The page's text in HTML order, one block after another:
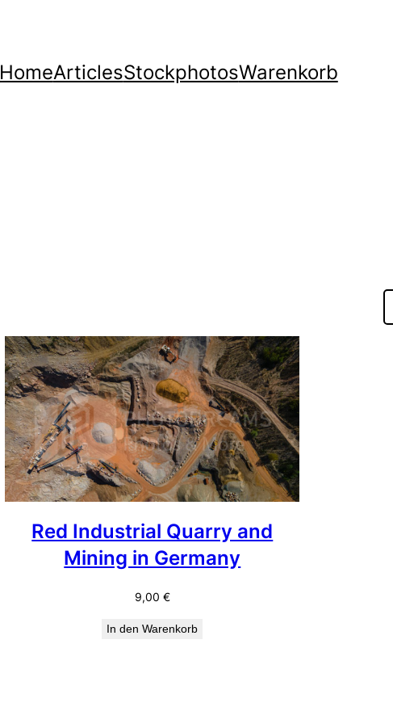
HomeArticlesStockphotosWarenkorb
Red Industrial Quarry and
Mining in Germany
9,00 €
In den Warenkorb